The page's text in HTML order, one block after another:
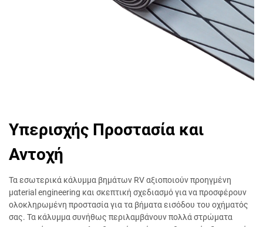
Υπερισχής Προστασία και
Αντοχή
Τα εσωτερικά κάλυμμα βημάτων RV αξιοποιούν προηγμένη
μαterial engineering και σκεπτική σχεδιασμό για να προσφέρουν
ολοκληρωμένη προστασία για τα βήματα εισόδου του οχήματός
σας. Τα κάλυμμα συνήθως περιλαμβάνουν πολλά στρώματα